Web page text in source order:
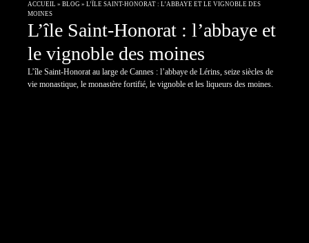
ACCUEIL » BLOG » L’ÎLE SAINT-HONORAT : L’ABBAYE ET LE VIGNOBLE DES
MOINES
L’île Saint-Honorat : l’abbaye et
le vignoble des moines
L’île Saint-Honorat au large de Cannes : l’abbaye de Lérins, seize siècles de
vie monastique, le monastère fortifié, le vignoble et les liqueurs des moines.